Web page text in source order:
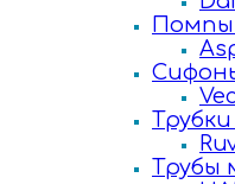
Помпы
Трубы